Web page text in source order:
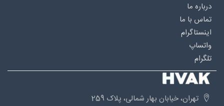
درباره‌ ما
تماس با ما
اینستاگرام
واتساپ
تلگرام
تهران، خیابان بهار شمالی، پلاک 259